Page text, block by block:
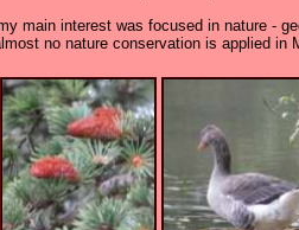
main interest was focused in nature -
no nature conservation is applied in